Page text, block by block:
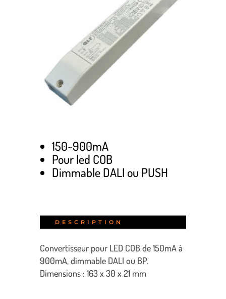
150~900mA
Pour led COB
Dimmable DALI ou PUSH
DESCRIPTION
Convertisseur pour LED COB de 150mA à
900mA, dimmable DALI ou BP.
Dimensions : 163 x 30 x 21 mm